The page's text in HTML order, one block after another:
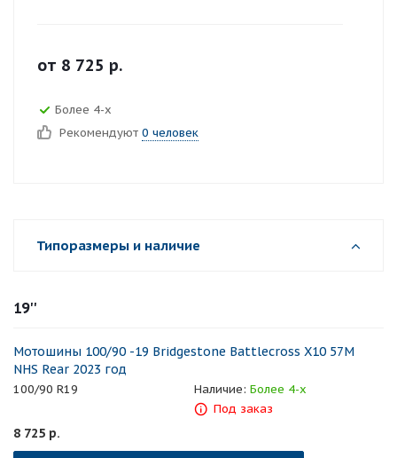
от 8 725 р.
Более 4-х
Рекомендуют 0 человек
Типоразмеры и наличие
19''
Мотошины 100/90 -19 Bridgestone Battlecross X10 57M
NHS Rear 2023 год
100/90 R19 Наличие: Более 4-х
Под заказ
8 725 р.